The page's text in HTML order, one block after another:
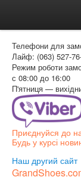
Доставка и
Как заказать
Контакти
Таблиця розмірів
Вхід для покупця
Телефони для
Лайф: (063) 527-
Режим роботи
с 08:00 до 16:00
П'ятниця —
Приєднуйся до
Будь у курсі
Наш другий сайт